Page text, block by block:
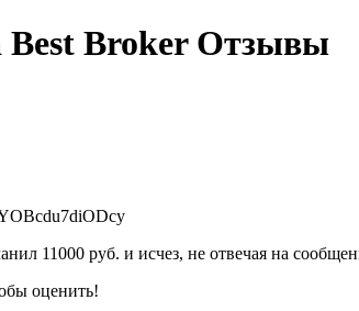
Best Broker Отзывы
11000 руб. и исчез, не отвечая на
оценить!